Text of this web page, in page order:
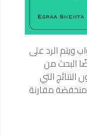
الرد على
البحث من
التي
مقارنة